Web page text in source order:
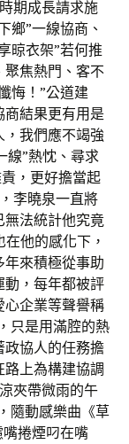
期成長請求施
鄉”一線協商、
晾衣架”若何推
焦熱門、客不
悔！”公道建
結果更有用是
我們應不竭強
線”熱忱、尋求
，更好擔當起
李曉泉一直將
無法統計他究竟
他的感化下，
來積極從事助
動，每年都被評
心企業等聲譽稱
只是用滿腔的熱
政協人的任務擔
上為構建協調
夾帶微雨的午
隨動感樂曲《草
捲煙叼在嘴